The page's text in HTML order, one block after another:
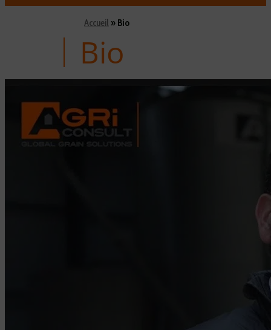
Accueil » Bio
Bio